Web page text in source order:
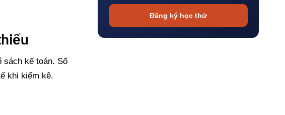
sách kế toán. Số
khi kiểm kê.
Đăng ký học thử